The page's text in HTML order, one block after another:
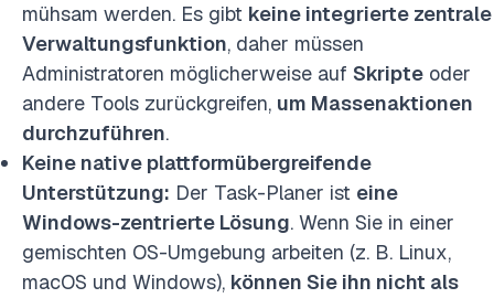
mühsam werden. Es gibt keine integrierte zentrale
Verwaltungsfunktion, daher müssen
Administratoren möglicherweise auf Skripte oder
andere Tools zurückgreifen, um Massenaktionen
durchzuführen.
Keine native plattformübergreifende
Unterstützung: Der Task-Planer ist eine
Windows-zentrierte Lösung. Wenn Sie in einer
gemischten OS-Umgebung arbeiten (z. B. Linux,
macOS und Windows), können Sie ihn nicht als